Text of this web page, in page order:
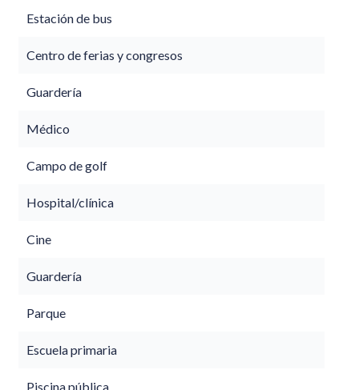
Estación de bus
Centro de ferias y congresos
Guardería
Médico
Campo de golf
Hospital/clínica
Cine
Guardería
Parque
Escuela primaria
Piscina pública